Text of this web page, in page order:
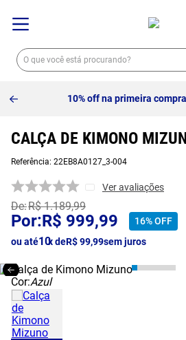
10% off na primeira
CALÇA DE KIMONO
Referência: 22EB8A0127_3-004
Ver avaliações
R$ 1.189,99
R$ 999,99 16%OFF
ou até10x deR$99,99sem juros
Cor:Azul